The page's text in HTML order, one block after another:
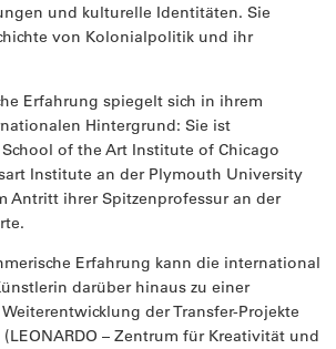
und kulturelle Identitäten. Sie
von Kolonialpolitik und ihr
Erfahrung spiegelt sich in ihrem
Hintergrund: Sie ist
of the Art Institute of Chicago
Institute an der Plymouth University
Antritt ihrer Spitzenprofessur an der
Erfahrung kann die international
darüber hinaus zu einer
der Transfer-Projekte
– Zentrum für Kreativität und